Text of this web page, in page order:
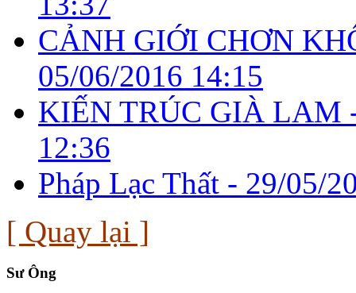
CẢNH GIỚI CHƠN
05/06/2016 14:15
KIẾN TRÚC GIÀ LAM
12:36
Pháp Lạc Thất - 29/05/
[ Quay lại ]
Sư Ông